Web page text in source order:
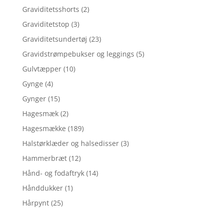
Graviditetsshorts (2)
Graviditetstop (3)
Graviditetsundertøj (23)
Gravidstrømpebukser og leggings (5)
Gulvtæpper (10)
Gynge (4)
Gynger (15)
Hagesmæk (2)
Hagesmække (189)
Halstørklæder og halsedisser (3)
Hammerbræt (12)
Hånd- og fodaftryk (14)
Hånddukker (1)
Hårpynt (25)